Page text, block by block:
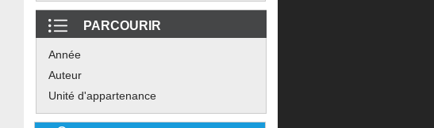
PARCOURIR
Année
Auteur
Unité d'appartenance